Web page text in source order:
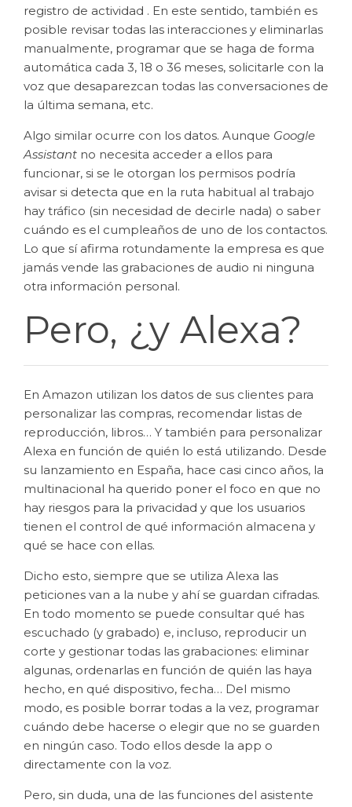
registro de actividad . En este sentido, también es
posible revisar todas las interacciones y eliminarlas
manualmente, programar que se haga de forma
automática cada 3, 18 o 36 meses, solicitarle con la
voz que desaparezcan todas las conversaciones de
la última semana, etc.
Algo similar ocurre con los datos. Aunque Google
Assistant no necesita acceder a ellos para
funcionar, si se le otorgan los permisos podría
avisar si detecta que en la ruta habitual al trabajo
hay tráfico (sin necesidad de decirle nada) o saber
cuándo es el cumpleaños de uno de los contactos.
Lo que sí afirma rotundamente la empresa es que
jamás vende las grabaciones de audio ni ninguna
otra información personal.
Pero, ¿y Alexa?
En Amazon utilizan los datos de sus clientes para
personalizar las compras, recomendar listas de
reproducción, libros… Y también para personalizar
Alexa en función de quién lo está utilizando. Desde
su lanzamiento en España, hace casi cinco años, la
multinacional ha querido poner el foco en que no
hay riesgos para la privacidad y que los usuarios
tienen el control de qué información almacena y
qué se hace con ellas.
Dicho esto, siempre que se utiliza Alexa las
peticiones van a la nube y ahí se guardan cifradas.
En todo momento se puede consultar qué has
escuchado (y grabado) e, incluso, reproducir un
corte y gestionar todas las grabaciones: eliminar
algunas, ordenarlas en función de quién las haya
hecho, en qué dispositivo, fecha… Del mismo
modo, es posible borrar todas a la vez, programar
cuándo debe hacerse o elegir que no se guarden
en ningún caso. Todo ellos desde la app o
directamente con la voz.
Pero, sin duda, una de las funciones del asistente